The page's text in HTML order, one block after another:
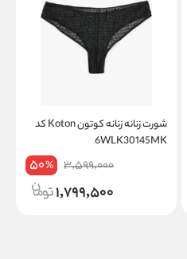
شورت زنانه زنانه کوتون Koton کد
6WLK30145MK
3,599,000
50%
1,799,500